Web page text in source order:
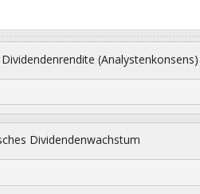
(Analystenkonsens)
Dividendenwachstum